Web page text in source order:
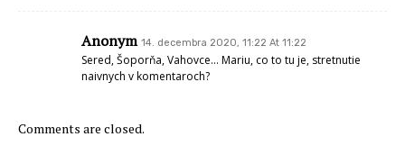
Anonym 14. decembra 2020, 11:22 At 11:22
Sered, Šoporňa, Vahovce… Mariu, co to tu je, stretnutie
naivnych v komentaroch?
Comments are closed.